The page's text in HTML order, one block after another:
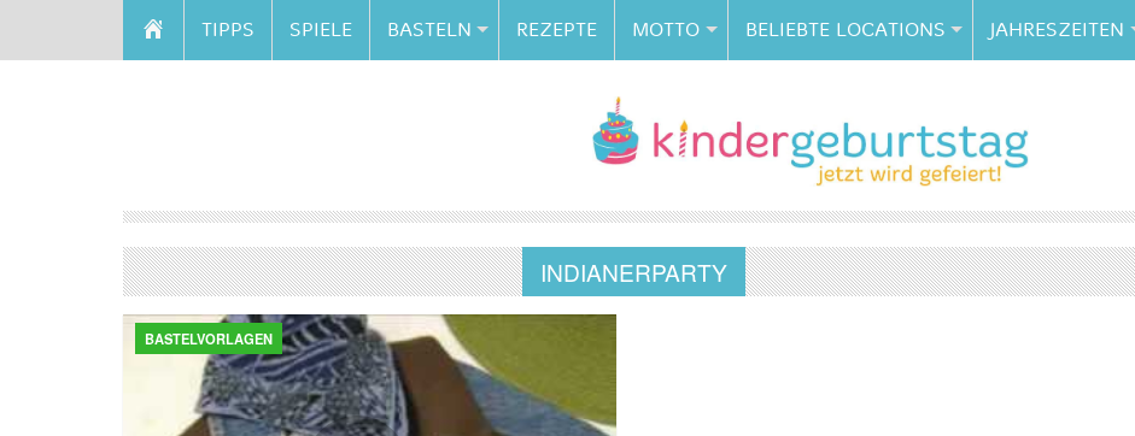
TIPPS SPIELE BASTELN REZEPTE MOTTO BELIEBTE LOCATIONS JAHRESZEITEN
INDIANERPARTY
BASTELVORLAGEN